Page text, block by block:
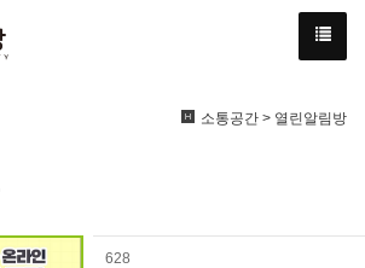
소통공간 > 열린알림방
628